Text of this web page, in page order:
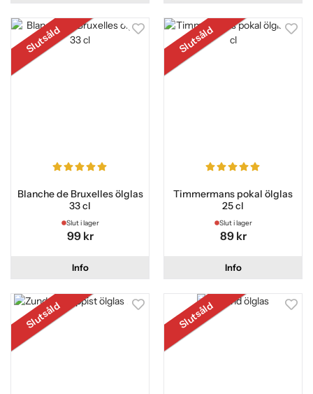
Slutsåld
Blanche de Bruxelles ölglas
33 cl
Slut i lager
99 kr
Info
Slutsåld
Timmermans pokal ölglas
25 cl
Slut i lager
89 kr
Info
Slutsåld Slutsåld